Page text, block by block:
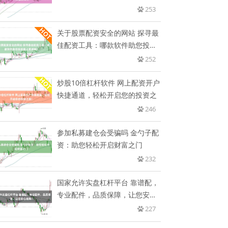
253
关于股票配资安全的网站 探寻最
佳配资工具：哪款软件助您投资
252
炒股10倍杠杆软件 网上配资开户
快捷通道，轻松开启您的投资之
246
参加私募建仓会受骗吗 金勺子配
资：助您轻松开启财富之门
232
国家允许实盘杠杆平台 靠谱配，
专业配件，品质保障，让您安心
227